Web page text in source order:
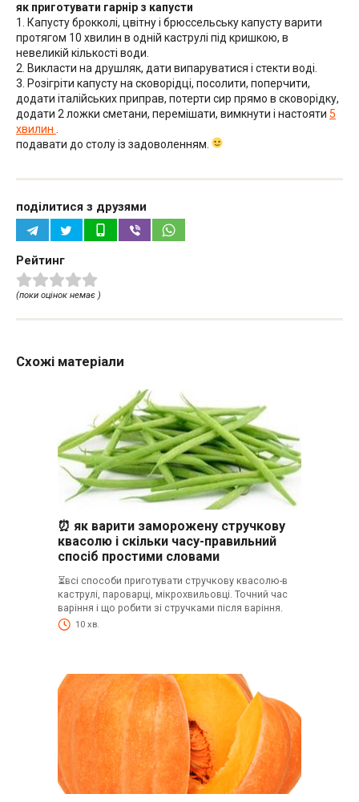
як приготувати гарнір з капусти
1. Капусту брокколі, цвітну і брюссельську капусту варити
протягом 10 хвилин в одній каструлі під кришкою, в
невеликій кількості води.
2. Викласти на друшляк, дати випаруватися і стекти воді.
3. Розігріти капусту на сковорідці, посолити, поперчити,
додати італійських приправ, потерти сир прямо в сковорідку,
додати 2 ложки сметани, перемішати, вимкнути і настояти 5
хвилин .
подавати до столу із задоволенням.
поділитися з друзями
Рейтинг
(поки оцінок немає )
Схожі матеріали
⏰ як варити заморожену стручкову
квасолю і скільки часу-правильний
спосіб простими словами
⏳всі способи приготувати стручкову квасолю-в
каструлі, пароварці, мікрохвильовці. Точний час
варіння і що робити зі стручками після варіння.
10 хв.